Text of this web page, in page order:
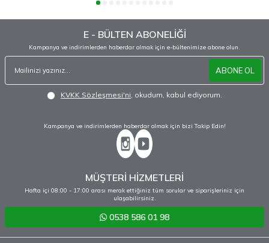
E - BÜLTEN ABONELİĞİ
Kampanya ve indirimlerden haberdar olmak için e-bültenimize abone olun.
ABONE OL
KVKK Sözleşmesi'ni, okudum, kabul ediyorum.
Kampanya ve indirimlerden haberdar olmak için bizi Takip Edin!
MÜŞTERİ HİZMETLERİ
Hafta içi 08:00 - 17:00 arası merak ettiğiniz tüm sorular ve siparişleriniz için
ulaşabilirsiniz.
0538 586 01 98